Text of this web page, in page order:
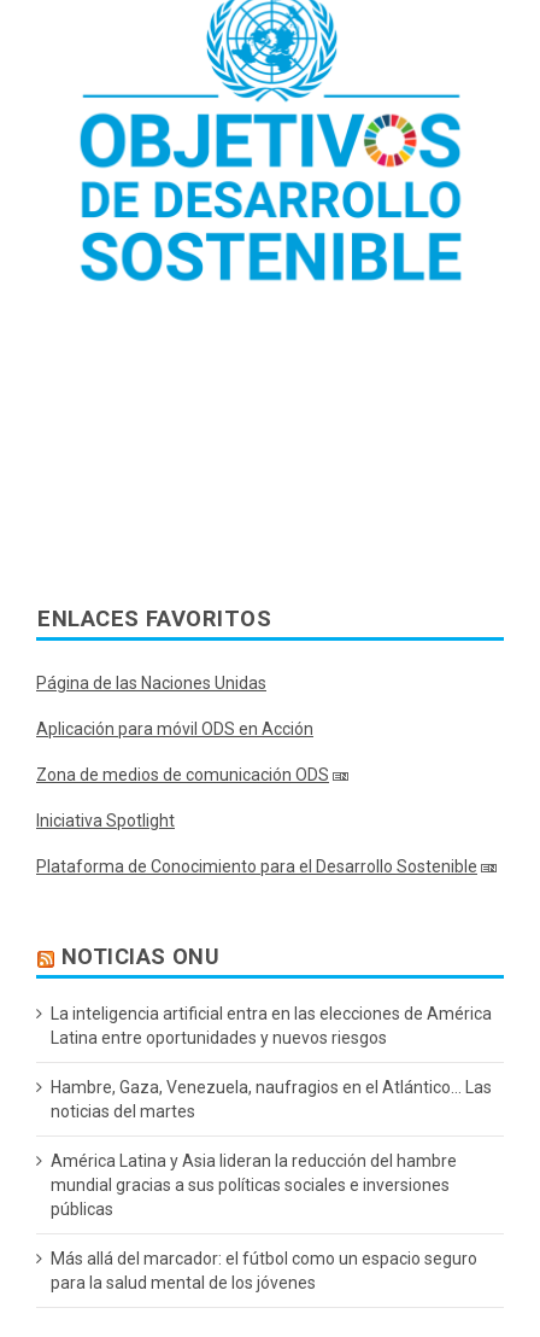
Leer más sobre los ODS
ENLACES FAVORITOS
Página de las Naciones Unidas
Aplicación para móvil ODS en Acción
Zona de medios de comunicación ODS
Iniciativa Spotlight
Plataforma de Conocimiento para el Desarrollo Sostenible
NOTICIAS ONU
La inteligencia artificial entra en las elecciones de América
Latina entre oportunidades y nuevos riesgos
Hambre, Gaza, Venezuela, naufragios en el Atlántico… Las
noticias del martes
América Latina y Asia lideran la reducción del hambre
mundial gracias a sus políticas sociales e inversiones
públicas
Más allá del marcador: el fútbol como un espacio seguro
para la salud mental de los jóvenes